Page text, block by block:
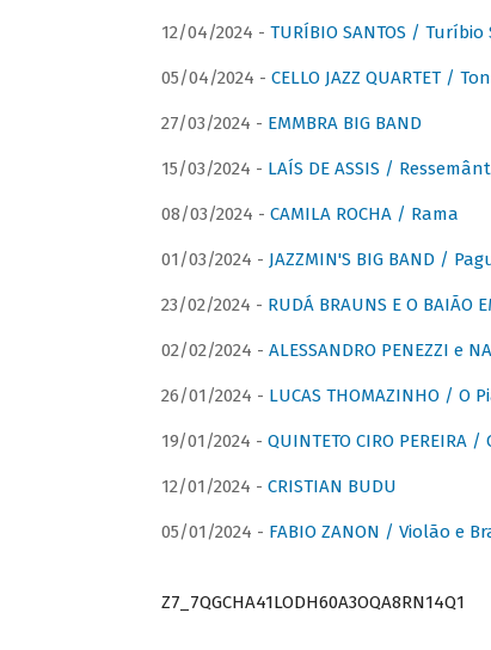
12/04/2024 - TURÍBIO SANTOS / Turíbio
05/04/2024 - CELLO JAZZ QUARTET /
27/03/2024 - EMMBRA BIG BAND
15/03/2024 - LAÍS DE ASSIS /
08/03/2024 - CAMILA ROCHA / Rama
01/03/2024 - JAZZMIN'S BIG BAND /
23/02/2024 - RUDÁ BRAUNS E O BAIÃO
02/02/2024 - ALESSANDRO PENEZZI e
26/01/2024 - LUCAS THOMAZINHO / O
19/01/2024 - QUINTETO CIRO
12/01/2024 - CRISTIAN BUDU
05/01/2024 - FABIO ZANON / Violão e
Z7_7QGCHA41LODH60A3OQA8RN14Q1